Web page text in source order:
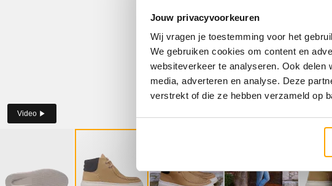
Jouw privacyvoorkeuren
Wij vragen je toestemming voor het
We gebruiken cookies om content en
websiteverkeer te analyseren. Ook
media, adverteren en analyse. Deze
verstrekt of die ze hebben verzameld op
Video